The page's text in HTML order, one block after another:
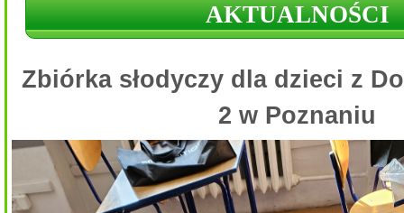
AKTUALNOŚCI
Zbiórka słodyczy dla dzieci z
2 w Poznaniu